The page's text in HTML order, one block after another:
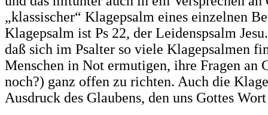
„klassischer“ Klagepsalm eines einzelnen
Klagepsalm ist Ps 22, der Leidenspsalm
daß sich im Psalter so viele Klagepsalmen
Menschen in Not ermutigen, ihre Fragen an
noch?) ganz offen zu richten. Auch die
Ausdruck des Glaubens, den uns Gottes